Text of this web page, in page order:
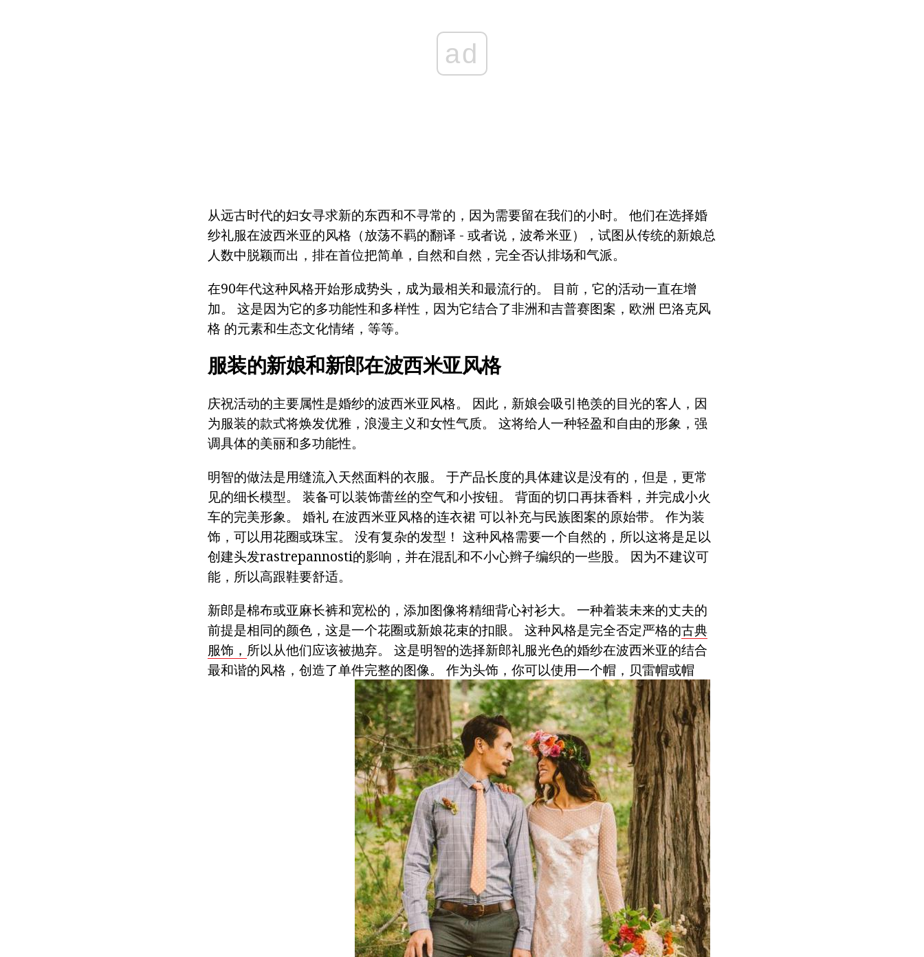
ad
从远古时代的妇女寻求新的东西和不寻常的，因为需要留在我们的小时。 他们在选择婚
纱礼服在波西米亚的风格（放荡不羁的翻译 - 或者说，波希米亚），试图从传统的新娘总
人数中脱颖而出，排在首位把简单，自然和自然，完全否认排场和气派。
在90年代这种风格开始形成势头，成为最相关和最流行的。 目前，它的活动一直在增
加。 这是因为它的多功能性和多样性，因为它结合了非洲和吉普赛图案，欧洲 巴洛克风
格 的元素和生态文化情绪，等等。
服装的新娘和新郎在波西米亚风格
庆祝活动的主要属性是婚纱的波西米亚风格。 因此，新娘会吸引艳羡的目光的客人，因
为服装的款式将焕发优雅，浪漫主义和女性气质。 这将给人一种轻盈和自由的形象，强
调具体的美丽和多功能性。
明智的做法是用缝流入天然面料的衣服。 于产品长度的具体建议是没有的，但是，更常
见的细长模型。 装备可以装饰蕾丝的空气和小按钮。 背面的切口再抹香料，并完成小火
车的完美形象。 婚礼 在波西米亚风格的连衣裙 可以补充与民族图案的原始带。 作为装
饰，可以用花圈或珠宝。 没有复杂的发型！ 这种风格需要一个自然的，所以这将是足以
创建头发rastrepannosti的影响，并在混乱和不小心辫子编织的一些股。 因为不建议可
能，所以高跟鞋要舒适。
新郎是棉布或亚麻长裤和宽松的，添加图像将精细背心衬衫大。 一种着装未来的丈夫的
前提是相同的颜色，这是一个花圈或新娘花束的扣眼。 这种风格是完全否定严格的古典
服饰， 所以从他们应该被抛弃。 这是明智的选择新郎礼服光色的婚纱在波西米亚的结合
最和谐的风格，创造了单件完整的图像。 作为头饰，你可以使用一个帽，贝雷帽或帽